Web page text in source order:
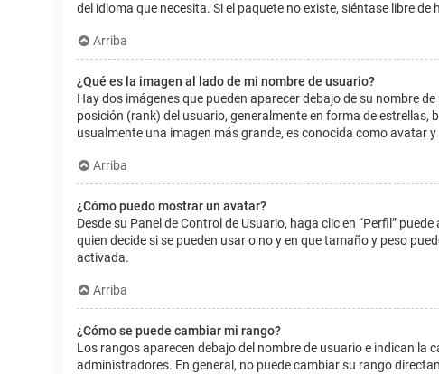
del idioma que necesita. Si el paquete no existe, siéntase libre
Arriba
¿Qué es la imagen al lado de mi nombre de usuario?
Hay dos imágenes que pueden aparecer debajo de su nombre
posición (rank) del usuario, generalmente en forma de
usualmente una imagen más grande, es conocida como avatar
Arriba
¿Cómo puedo mostrar un avatar?
Desde su Panel de Control de Usuario, haga clic en “Perfil”
quien decide si se pueden usar o no y en que tamaño y peso
activada.
Arriba
¿Cómo se puede cambiar mi rango?
Los rangos aparecen debajo del nombre de usuario e indican
administradores. En general, no puede cambiar su rango